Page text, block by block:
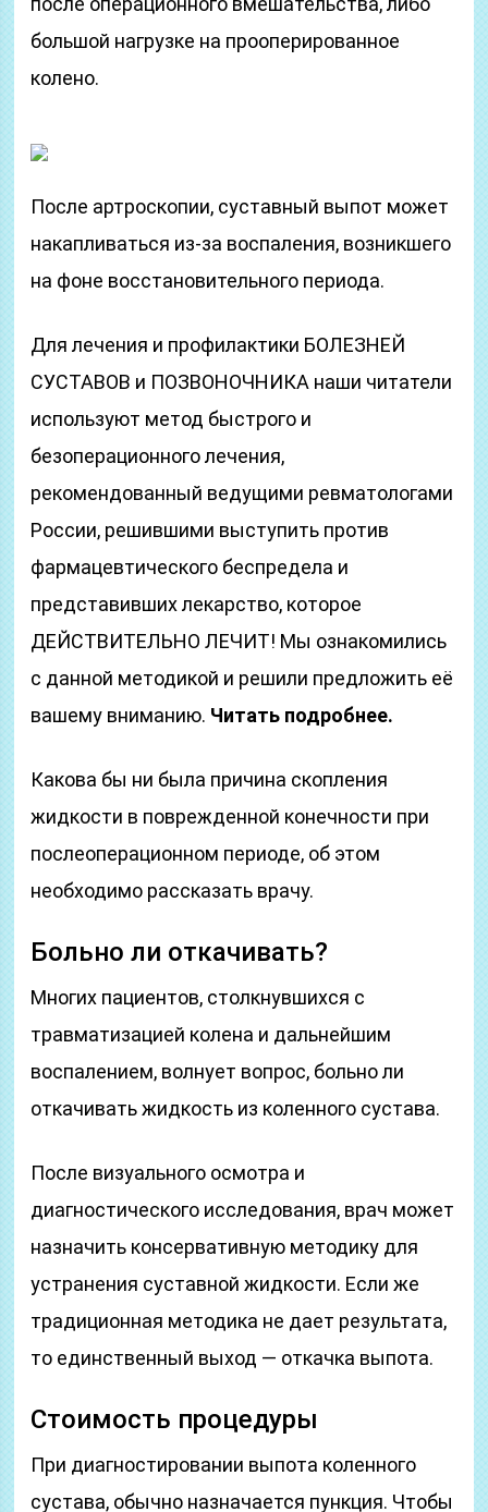
большой нагрузке на прооперированное
колено.
После артроскопии, суставный выпот может
накапливаться из-за воспаления, возникшего
на фоне восстановительного периода.
Для лечения и профилактики БОЛЕЗНЕЙ
СУСТАВОВ и ПОЗВОНОЧНИКА наши читатели
используют метод быстрого и
безоперационного лечения,
рекомендованный ведущими ревматологами
России, решившими выступить против
фармацевтического беспредела и
представивших лекарство, которое
ДЕЙСТВИТЕЛЬНО ЛЕЧИТ! Мы ознакомились
с данной методикой и решили предложить её
вашему вниманию. Читать подробнее.
Какова бы ни была причина скопления
жидкости в поврежденной конечности при
послеоперационном периоде, об этом
необходимо рассказать врачу.
Больно ли откачивать?
Многих пациентов, столкнувшихся с
травматизацией колена и дальнейшим
воспалением, волнует вопрос, больно ли
откачивать жидкость из коленного сустава.
После визуального осмотра и
диагностического исследования, врач может
назначить консервативную методику для
устранения суставной жидкости. Если же
традиционная методика не дает результата,
то единственный выход — откачка выпота.
Стоимость процедуры
При диагностировании выпота коленного
сустава, обычно назначается пункция. Чтобы